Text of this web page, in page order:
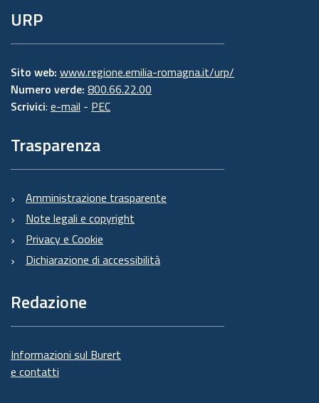
URP
Sito web: www.regione.emilia-romagna.it/urp/
Numero verde: 800.66.22.00
Scrivici: e-mail - PEC
Trasparenza
Amministrazione trasparente
Note legali e copyright
Privacy e Cookie
Dichiarazione di accessibilità
Redazione
Informazioni sul Burert
e contatti